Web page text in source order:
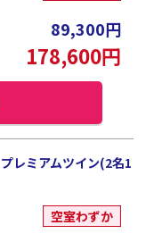
89,300円
178,600円
レミアムツイン(2名1
空室わずか